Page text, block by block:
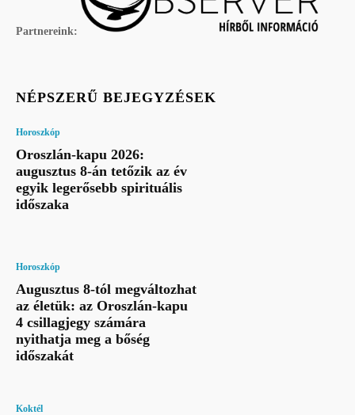
Partnereink:
NÉPSZERŰ BEJEGYZÉSEK
Horoszkóp
Oroszlán-kapu 2026:
augusztus 8-án tetőzik az év
egyik legerősebb spirituális
időszaka
Horoszkóp
Augusztus 8-tól megváltozhat
az életük: az Oroszlán-kapu
4 csillagjegy számára
nyithatja meg a bőség
időszakát
Koktél